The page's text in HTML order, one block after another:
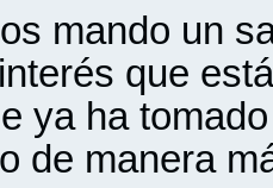
mando un
que
ya ha
de manera